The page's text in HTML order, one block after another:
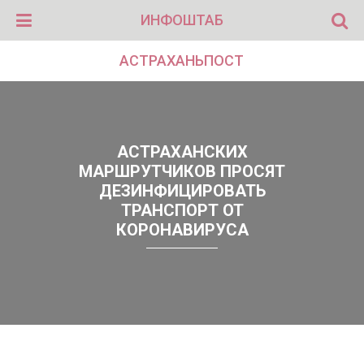
ИНФОШТАБ
АСТРАХАНЬПОСТ
АСТРАХАНСКИХ
МАРШРУТЧИКОВ ПРОСЯТ
ДЕЗИНФИЦИРОВАТЬ
ТРАНСПОРТ ОТ
КОРОНАВИРУСА